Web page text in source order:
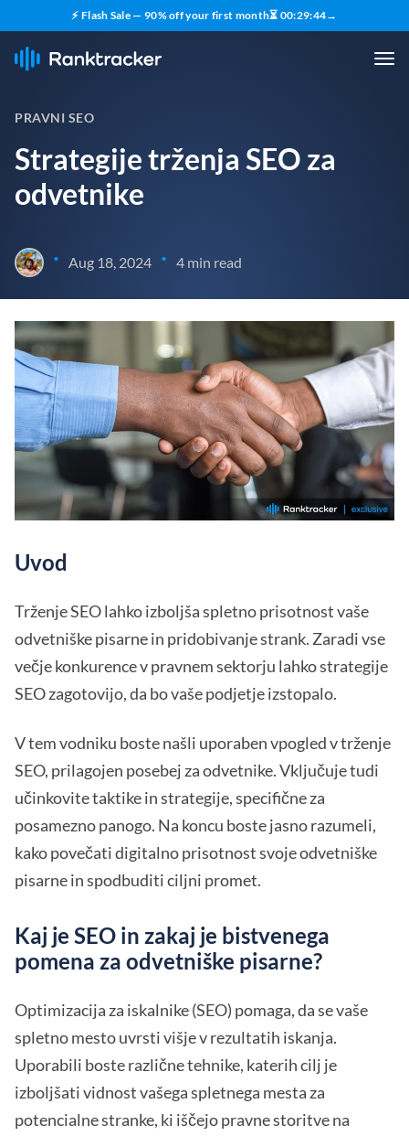
⚡ Flash Sale — 90% off your first month⏳ 00:29:43→
PRAVNI SEO
Strategije trženja SEO za
odvetnike
• Aug 18, 2024 • 4 min read
Uvod
Trženje SEO lahko izboljša spletno prisotnost vaše
odvetniške pisarne in pridobivanje strank. Zaradi vse
večje konkurence v pravnem sektorju lahko strategije
SEO zagotovijo, da bo vaše podjetje izstopalo.
V tem vodniku boste našli uporaben vpogled v trženje
SEO, prilagojen posebej za odvetnike. Vključuje tudi
učinkovite taktike in strategije, specifične za
posamezno panogo. Na koncu boste jasno razumeli,
kako povečati digitalno prisotnost svoje odvetniške
pisarne in spodbuditi ciljni promet.
Kaj je SEO in zakaj je bistvenega
pomena za odvetniške pisarne?
Optimizacija za iskalnike (SEO) pomaga, da se vaše
spletno mesto uvrsti višje v rezultatih iskanja.
Uporabili boste različne tehnike, katerih cilj je
izboljšati vidnost vašega spletnega mesta za
potencialne stranke, ki iščejo pravne storitve na